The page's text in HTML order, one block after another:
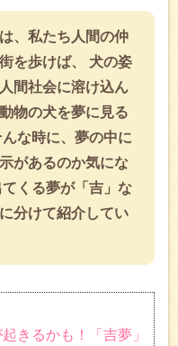
、私たち人間の仲
を歩けば、 犬の姿
間社会に溶け込ん
物の犬を夢に見る
な時に、夢の中に
があるのか気にな
くる夢が「吉」な
分けて紹介してい
きるかも！「吉夢」